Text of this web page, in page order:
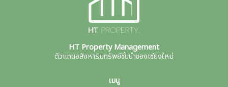
HT Property Management
ตัวแทนอสังหาริมทรัพย์ชั้นนำของเชียงใหม่
เมนู